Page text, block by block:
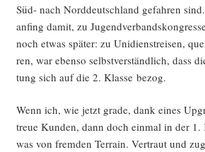
Süd- nach Nord­deutsch­land gefah­ren
anfing damit, zu
noch etwas spä­ter: zu Uni­dienst­rei­sen,
ren, war eben­so selbst­ver­ständ­lich, dass
tung sich auf die 2. Klas­se bezog.
Wenn ich, wie jetzt gra­de, dank eines
treue Kun­den, dann doch ein­mal in der 1.
was von frem­den Ter­rain. Ver­traut und